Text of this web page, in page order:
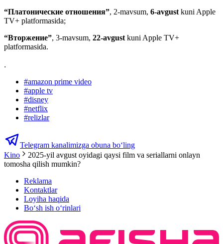
“Платонические отношения”, 2-mavsum, 6-avgust kuni Apple
TV+ platformasida;
“Вторжение”, 3-mavsum, 22-avgust kuni Apple TV+
platformasida.
.
#amazon prime video
#apple tv
#disney
#netflix
#relizlar
Telegram kanalimizga obuna bo‘ling
Kino
2025-yil avgust oyidagi qaysi film va seriallarni onlayn
tomosha qilish mumkin?
Reklama
Kontaktlar
Loyiha haqida
Bo‘sh ish o‘rinlari